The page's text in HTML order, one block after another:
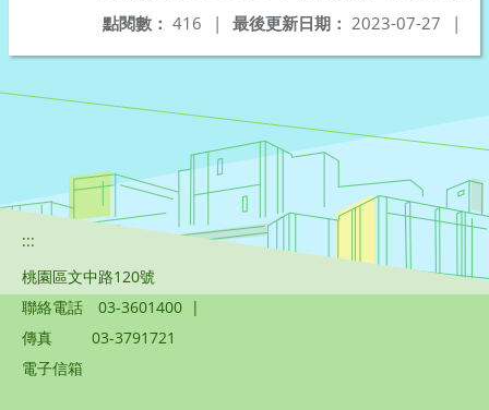
最後更新日期： 2023-07-27 |
點閱數： 416 |
:::
桃園區文中路120號
聯絡電話
03-3601400 |
傳真
03-3791721
電子信箱